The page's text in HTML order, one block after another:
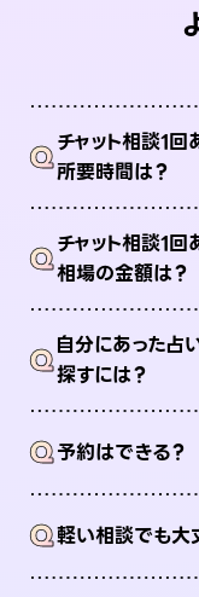
Qチャット相談1回
所要時間は？
Qチャット相談1回
相場の金額は？
Q自分にあった占
探すには？
Q予約はできる？
Q軽い相談でも大